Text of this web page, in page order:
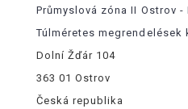
Průmyslová zóna II Ostrov
Túlméretes megrendelések
Dolní Žďár 104
363 01 Ostrov
Česká republika